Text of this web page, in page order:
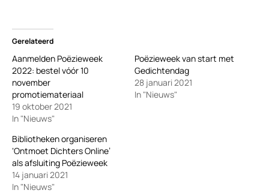
Gerelateerd
Aanmelden Poëzieweek
2022: bestel vóór 10
november
promotiemateriaal
19 oktober 2021
In "Nieuws"
Poëzieweek van start met
Gedichtendag
28 januari 2021
In "Nieuws"
Bibliotheken organiseren
‘Ontmoet Dichters Online’
als afsluiting Poëzieweek
14 januari 2021
In "Nieuws"